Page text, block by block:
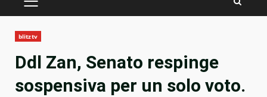
PRIMARY
blitztv
Ddl Zan, Senato respinge
sospensiva per un solo voto.